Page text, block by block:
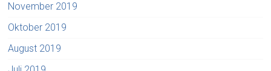
November 2019
Oktober 2019
August 2019